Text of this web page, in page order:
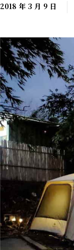
2018 年 3 月 9 日